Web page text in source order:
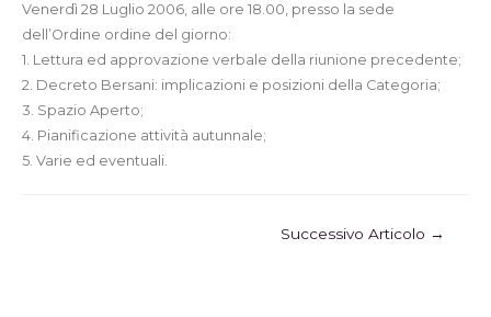
Venerdì 28 Luglio 2006, alle ore 18.00, presso la sede
dell’Ordine ordine del giorno:
1. Lettura ed approvazione verbale della riunione precedente;
2. Decreto Bersani: implicazioni e posizioni della Categoria;
3. Spazio Aperto;
4. Pianificazione attività autunnale;
5. Varie ed eventuali.
Successivo Articolo →